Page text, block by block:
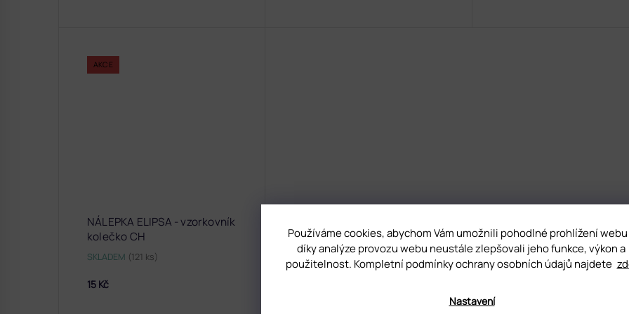
Používáme cookies, abychom Vám umožnili pohodlné prohlížení webu
díky analýze provozu webu neustále zlepšovali jeho funkce, výkon a
použitelnost. Kompletní podmínky ochrany osobních údajů najdete
Nastavení
AKCE
NÁLEPKA ELIPSA - vzorkovník
kolečko CH
SKLADEM (121 ks)
15 Kč